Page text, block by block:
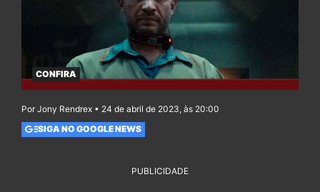
CONFIRA
Por Jony Rendrex • 24 de abril de 2023, às 20:00
SIGA NO GOOGLE NEWS
PUBLICIDADE